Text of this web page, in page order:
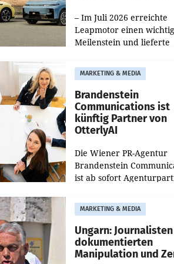
– Im Juli 2026 erreichte
Leapmotor einen
Meilenstein und lieferte
aus, womit sich das
gegenüber Juli 2025
verdoppelte (+102
MARKETING & MEDIA
Brandenstein
Communications ist
künftig Partner von
OtterlyAI
Die Wiener PR-Agentur
Brandenstein
ist ab sofort
Optimierungsplattform
OtterlyAI. Damit baut die
Agentur ihr
MARKETING & MEDIA
Ungarn: Journalisten
dokumentierten
Manipulation und